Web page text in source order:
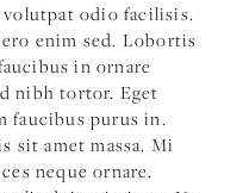
odio facilisis.
enim sed. Lobortis
in ornare
nibh tortor. Eget
faucibus purus in.
sit amet massa. Mi
neque ornare.